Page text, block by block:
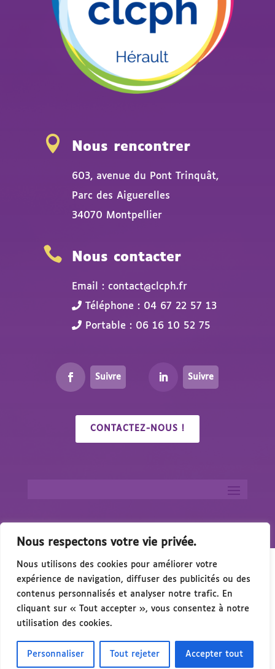
Nous respectons votre vie privée.
Nous utilisons des cookies pour améliorer votre
expérience de navigation, diffuser des publicités ou des
contenus personnalisés et analyser notre trafic. En
cliquant sur « Tout accepter », vous consentez à notre
utilisation des cookies.
Personnaliser Tout rejeter Accepter tout
 Nous rencontrer
603, avenue du Pont Trinquât,
Parc des Aiguerelles
34070 Montpellier
 Nous contacter
Email : contact@clcph.fr
Téléphone : 04 67 22 57 13
Portable : 06 16 10 52 75
Suivre Suivre
CONTACTEZ-NOUS !
Handicap & de l’Accessibilité – 15 Octobre